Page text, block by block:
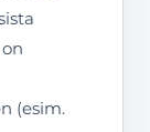
(esim.